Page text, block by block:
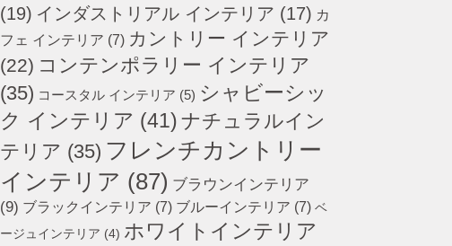
(19) インダストリアル インテリア (17) カ
フェ インテリア (7) カントリー インテリア
(22) コンテンポラリー インテリア
(35) コースタル インテリア (5) シャビーシッ
ク インテリア (41) ナチュラルイン
テリア (35) フレンチカントリー
インテリア (87) ブラウンインテリア
(9) ブラックインテリア (7) ブルーインテリア (7) ベ
ージュインテリア (4) ホワイトインテリア